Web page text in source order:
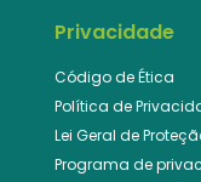
Privacidade
Código de Ética
Política de
Lei Geral de
Programa de